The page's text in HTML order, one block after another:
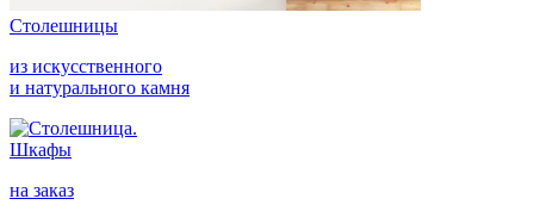
Столешницы
из искусственного
и натурального камня
Шкафы
на заказ